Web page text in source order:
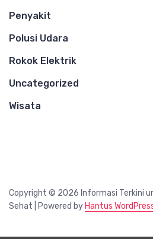
Penyakit
Polusi Udara
Rokok Elektrik
Uncategorized
Wisata
Copyright © 2026 Informasi Terkini
Sehat | Powered by Hantus